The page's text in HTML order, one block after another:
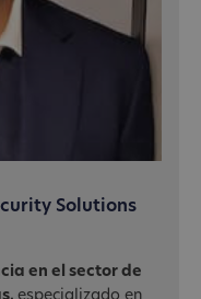
Solutions
en el sector de